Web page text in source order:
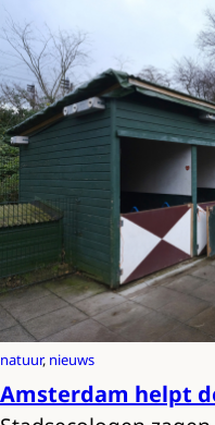
natuur, nieuws
Amsterdam helpt